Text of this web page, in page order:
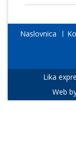
Naslovnica
Lika
Web